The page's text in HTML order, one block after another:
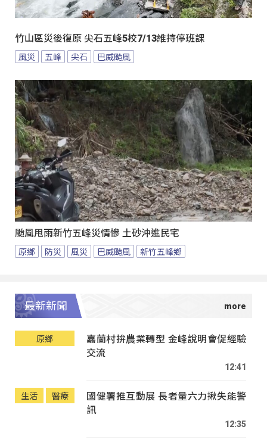
竹山區災後復原 尖石五峰5校7/13維持停班課
風災 五峰 尖石 巴威颱風
颱風甩雨新竹五峰災情慘 土砂沖進民宅
原鄉 防災 風災 巴威颱風 新竹五峰鄉
最新新聞
原鄉
嘉蘭村拚農業轉型 金峰說明會促經驗
交流
12:41
生活 醫療
國健署推互動展 長者量六力揪失能警
訊
12:35